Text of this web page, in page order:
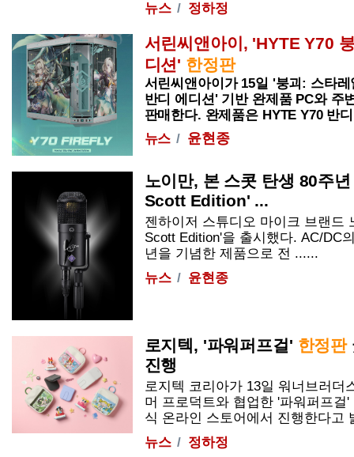
뉴스
정하정
서린씨앤아이, 'HYTE Y70
디션' 한정판
서린씨앤아이가 15일 '붕괴: 스타
반디 에디션' 기반 완제품 PC와 주
판매한다. 완제품은 HYTE Y70 반
뉴스
윤현종
노이만, 본 스콧 탄생 80주
Scott Edition' ...
젠하이저 스튜디오 마이크 브랜드
Scott Edition'을 출시했다. AC/DC
년을 기념한 제품으로 전 ......
뉴스
윤현종
로지텍, '파워퍼프걸' 한정판
진행
로지텍 코리아가 13일 워너브러더
머 프로덕트와 협업한 '파워퍼프걸'
식 온라인 스토어에서 진행한다고
뉴스
정하정